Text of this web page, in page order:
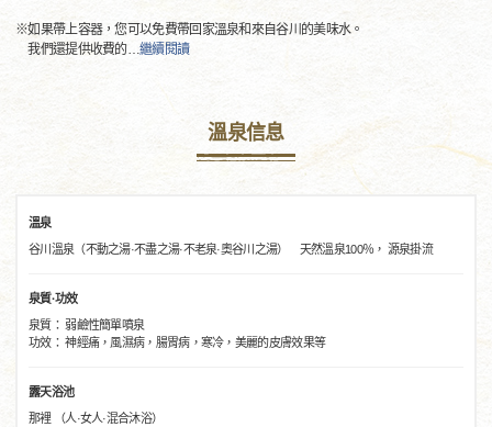
※如果帶上容器，您可以免費帶回家溫泉和來自谷川的美味水。
我們還提供收費的…繼續閱讀
溫泉信息
溫泉
谷川溫泉（不動之湯·不盡之湯·不老泉·奧谷川之湯） 天然溫泉100％， 源泉掛流
泉質·功效
泉質： 弱鹼性簡單噴泉
功效： 神經痛，風濕病，腸胃病，寒冷，美麗的皮膚效果等
露天浴池
那裡 （人·女人·混合沐浴）